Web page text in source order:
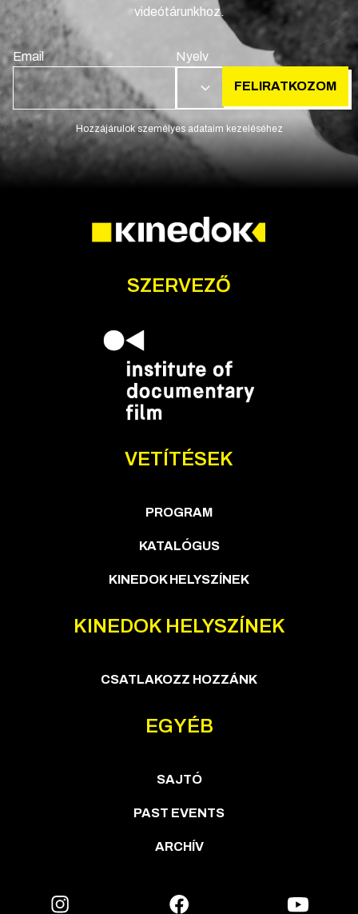
videótárunkhoz.
Email Nyelv
HU FELIRATKOZOM
Hozzájárulok személyes adataim kezeléséhez
SZERVEZŐ
VETÍTÉSEK
PROGRAM
KATALÓGUS
KINEDOK HELYSZÍNEK
KINEDOK HELYSZÍNEK
CSATLAKOZZ HOZZÁNK
EGYÉB
SAJTÓ
PAST EVENTS
ARCHÍV